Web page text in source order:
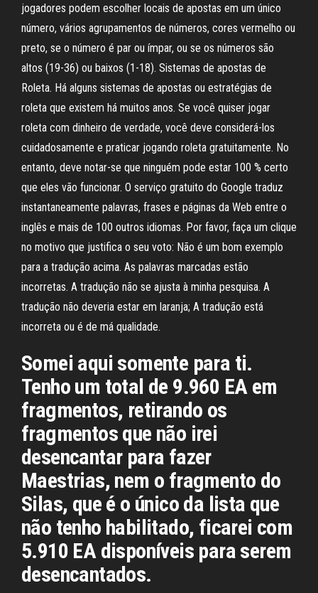
jogadores podem escolher locais de apostas em um único
número, vários agrupamentos de números, cores vermelho ou
preto, se o número é par ou ímpar, ou se os números são
altos (19-36) ou baixos (1-18). Sistemas de apostas de
Roleta. Há alguns sistemas de apostas ou estratégias de
roleta que existem há muitos anos. Se você quiser jogar
roleta com dinheiro de verdade, você deve considerá-los
cuidadosamente e praticar jogando roleta gratuitamente. No
entanto, deve notar-se que ninguém pode estar 100 % certo
que eles vão funcionar. O serviço gratuito do Google traduz
instantaneamente palavras, frases e páginas da Web entre o
inglês e mais de 100 outros idiomas. Por favor, faça um clique
no motivo que justifica o seu voto: Não é um bom exemplo
para a tradução acima. As palavras marcadas estão
incorretas. A tradução não se ajusta à minha pesquisa. A
tradução não deveria estar em laranja; A tradução está
incorreta ou é de má qualidade.
Somei aqui somente para ti.
Tenho um total de 9.960 EA em
fragmentos, retirando os
fragmentos que não irei
desencantar para fazer
Maestrias, nem o fragmento do
Silas, que é o único da lista que
não tenho habilitado, ficarei com
5.910 EA disponíveis para serem
desencantados.